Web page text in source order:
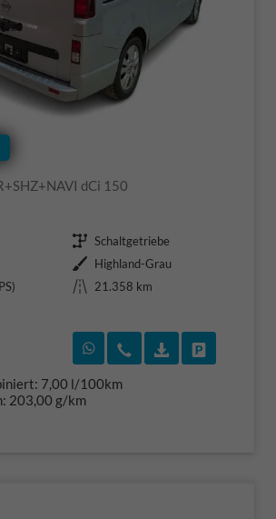
dCi 150
Getriebe Schaltgetriebe
Außenfarbe Highland-Grau
Kilometerstand
21.358 km
Rückruf vereinbaren
Wir rufen Sie an
7,00 l/100km
203,00 g/km